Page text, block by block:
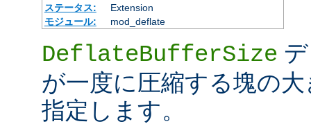
ステータス:
Extension
モジュール:
mod_deflate
DeflateBufferSize
が一度に圧縮する塊の
指定します。